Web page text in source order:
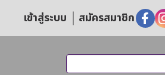
เข้าสู่ระบบ สมัครสมาชิก